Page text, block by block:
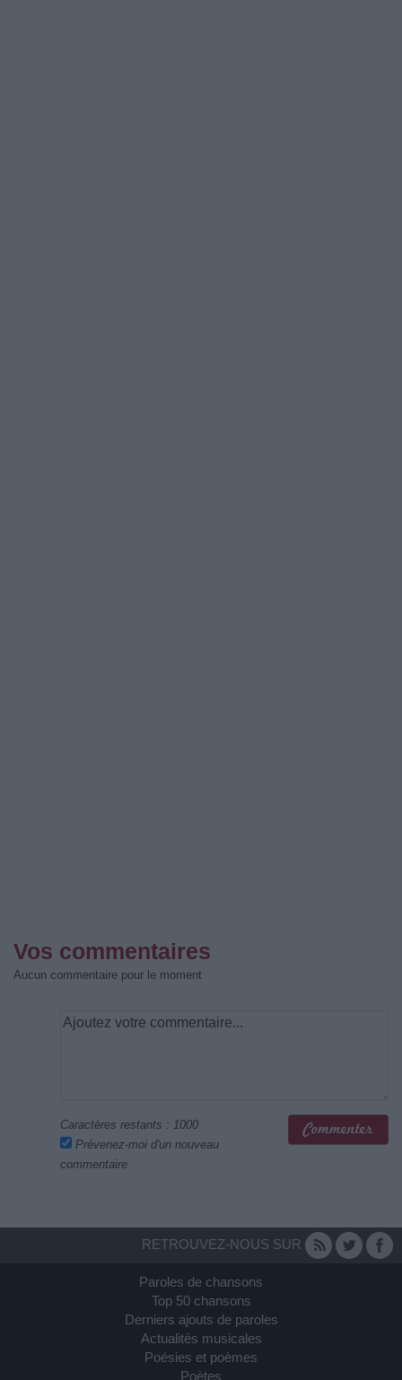
Vos commentaires
Aucun commentaire pour le moment
Caractères restants : 1000
Prévenez-moi d'un nouveau
commentaire
RETROUVEZ-NOUS SUR
Paroles de chansons
Top 50 chansons
Derniers ajouts de paroles
Actualités musicales
Poésies et poèmes
Poètes